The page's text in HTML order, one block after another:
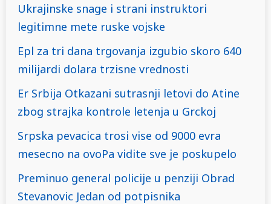
Ukrajinske snage i strani instruktori
legitimne mete ruske vojske
Epl za tri dana trgovanja izgubio skoro 640
milijardi dolara trzisne vrednosti
Er Srbija Otkazani sutrasnji letovi do Atine
zbog strajka kontrole letenja u Grckoj
Srpska pevacica trosi vise od 9000 evra
mesecno na ovoPa vidite sve je poskupelo
Preminuo general policije u penziji Obrad
Stevanovic Jedan od potpisnika